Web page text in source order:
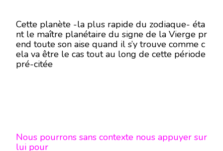
Cette planète -la plus rapide du zodiaque- éta
nt le maître planétaire du signe de la Vierge pr
end toute son aise quand il s’y trouve comme c
ela va être le cas tout au long de cette période
pré-citée
Nous pourrons sans contexte nous appuyer sur
lui pour